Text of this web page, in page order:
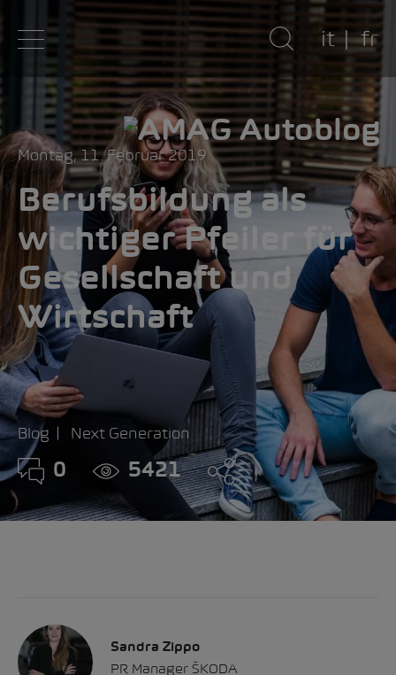
it fr
Montag, 11. Februar 2019
Berufsbildung als
wichtiger Pfeiler für
Gesellschaft und
Wirtschaft
Blog Next Generation
0 5421
Sandra Zippo
PR Manager ŠKODA